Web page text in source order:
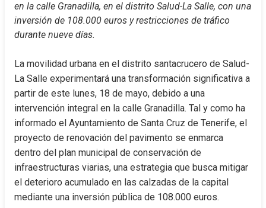
en la calle Granadilla, en el distrito Salud-La Salle, con una
inversión de 108.000 euros y restricciones de tráfico
durante nueve días.
La movilidad urbana en el distrito santacrucero de Salud-
La Salle experimentará una transformación significativa a
partir de este lunes, 18 de mayo, debido a una
intervención integral en la calle Granadilla. Tal y como ha
informado el Ayuntamiento de Santa Cruz de Tenerife, el
proyecto de renovación del pavimento se enmarca
dentro del plan municipal de conservación de
infraestructuras viarias, una estrategia que busca mitigar
el deterioro acumulado en las calzadas de la capital
mediante una inversión pública de 108.000 euros.